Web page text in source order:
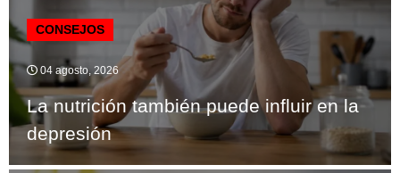
CONSEJOS
04 agosto, 2026
La nutrición también puede influir en la
depresión